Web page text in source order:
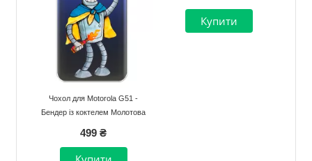
Чохол для Motorola G51 -
Бендер із коктелем Молотова
499 ₴